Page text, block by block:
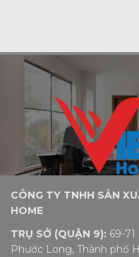
CÔNG TY TNHH SẢN
HOME
TRỤ SỞ (QUẬN 9): 69-
Phước Long, Thành phố